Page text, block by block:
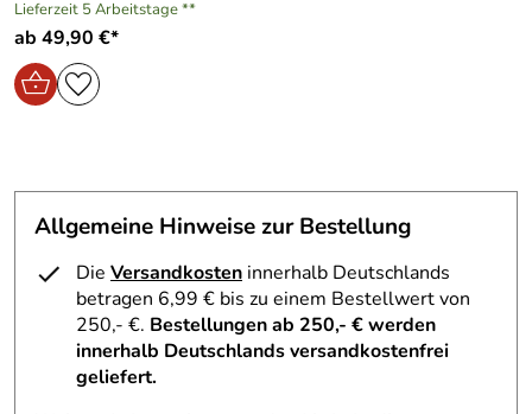
Lieferzeit 5 Arbeitstage **
ab 49,90 €*
Allgemeine Hinweise zur Bestellung
Die Versandkosten innerhalb Deutschlands
betragen 6,99 € bis zu einem Bestellwert von
250,- €. Bestellungen ab 250,- € werden
innerhalb Deutschlands versandkostenfrei
geliefert.